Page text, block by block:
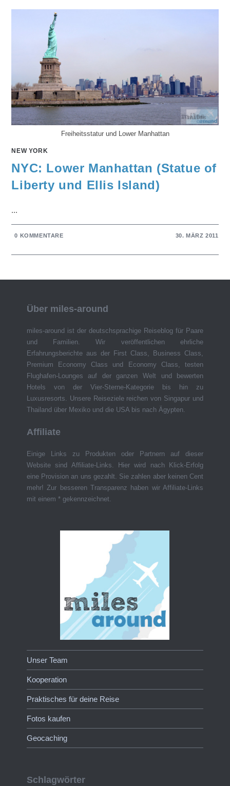
Freiheitsstatur und Lower Manhattan
NEW YORK
NYC: Lower Manhattan (Statue of
Liberty und Ellis Island)
...
0 KOMMENTARE 30. MÄRZ 2011
Über miles-around
miles-around ist der deutschsprachige Reiseblog für Paare
und Familien. Wir veröffentlichen ehrliche
Erfahrungsberichte aus der First Class, Business Class,
Premium Economy Class und Economy Class, testen
Flughafen-Lounges auf der ganzen Welt und bewerten
Hotels von der Vier-Sterne-Kategorie bis hin zu
Luxusresorts. Unsere Reiseziele reichen von Singapur und
Thailand über Mexiko und die USA bis nach Ägypten.
Affiliate
Einige Links zu Produkten oder Partnern auf dieser
Website sind Affiliate-Links. Hier wird nach Klick-Erfolg
eine Provision an uns gezahlt. Sie zahlen aber keinen Cent
mehr! Zur besseren Transparenz haben wir Affiliate-Links
mit einem * gekennzeichnet.
Unser Team
Kooperation
Praktisches für deine Reise
Fotos kaufen
Geocaching
Schlagwörter